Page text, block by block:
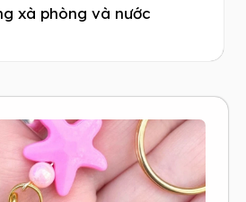
xà phòng và nước